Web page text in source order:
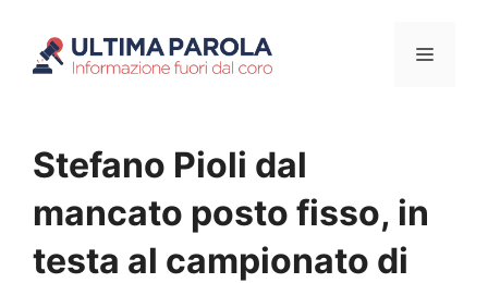
Menu
Stefano Pioli dal
mancato posto fisso, in
testa al campionato di